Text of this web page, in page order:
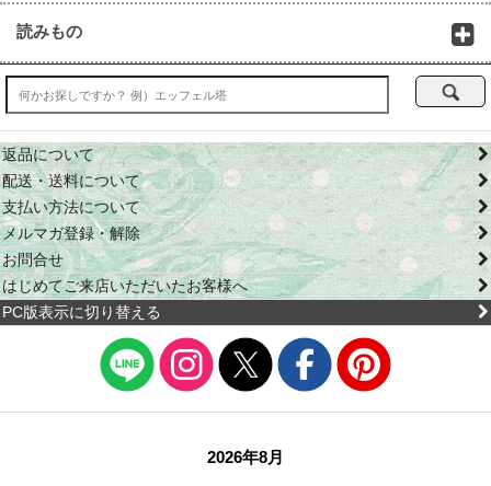
読みもの
返品について
配送・送料について
支払い方法について
メルマガ登録・解除
お問合せ
はじめてご来店いただいたお客様へ
PC版表示に切り替える
2026年8月